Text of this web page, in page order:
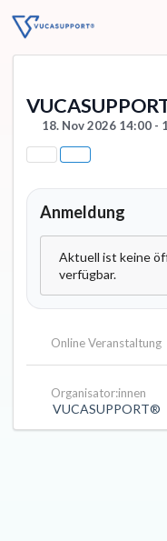
18. Nov 2026 14:00 -
Anmeldung
Aktuell ist keine
verfügbar.
Online Veranstaltung
Organisator:innen
VUCASUPPORT®